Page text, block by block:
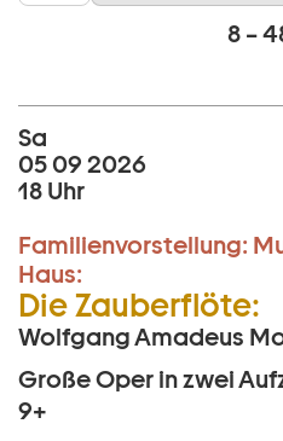
8 –
Sa
05 09 2026
18 Uhr
Familienvorstellung:
Haus:
Die Zauberflöte:
Wolfgang Amadeus
Große Oper in zwei
9+